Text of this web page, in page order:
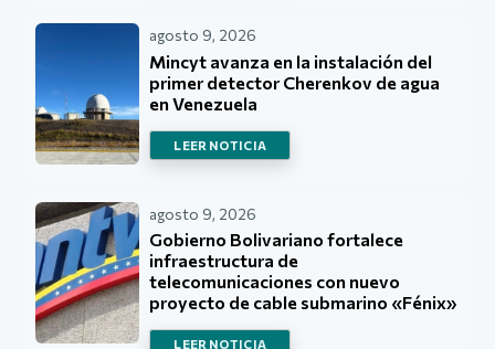
agosto 9, 2026
Mincyt avanza en la instalación del
primer detector Cherenkov de agua
en Venezuela
LEER NOTICIA
agosto 9, 2026
Gobierno Bolivariano fortalece
infraestructura de
telecomunicaciones con nuevo
proyecto de cable submarino «Fénix»
LEER NOTICIA